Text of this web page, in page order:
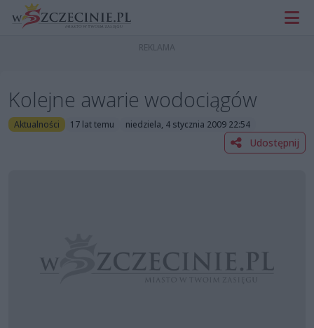
Kolejne awarie wodociągów
Aktualności 17 lat temu niedziela, 4 stycznia 2009 22:54
Udostępnij